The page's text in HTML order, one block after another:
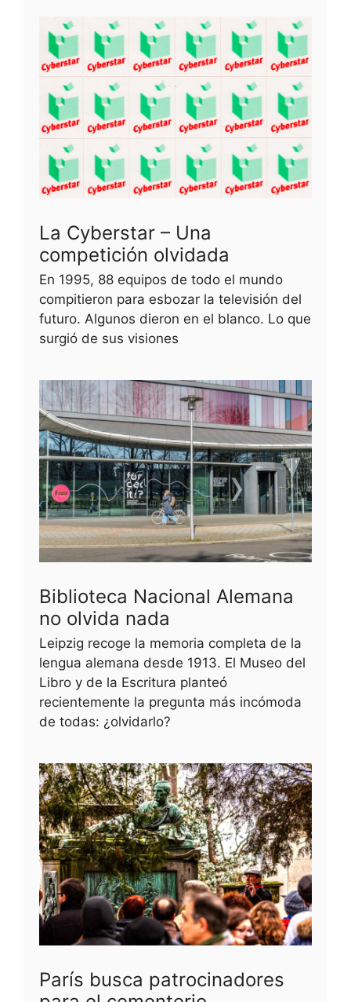
La Cyberstar – Una
competición olvidada
En 1995, 88 equipos de todo el mundo
compitieron para esbozar la televisión del
futuro. Algunos dieron en el blanco. Lo que
surgió de sus visiones
Biblioteca Nacional Alemana
no olvida nada
Leipzig recoge la memoria completa de la
lengua alemana desde 1913. El Museo del
Libro y de la Escritura planteó
recientemente la pregunta más incómoda
de todas: ¿olvidarlo?
París busca patrocinadores